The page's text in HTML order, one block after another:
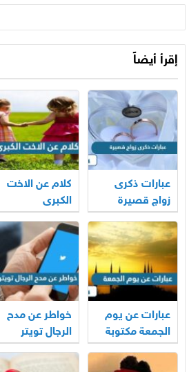
إقرأ أيضاً
عبارات ذكرى
زواج قصيرة
كلام عن الاخت
الكبرى
عبارات عن يوم
الجمعة مكتوبة
خواطر عن مدح
الرجال تويتر